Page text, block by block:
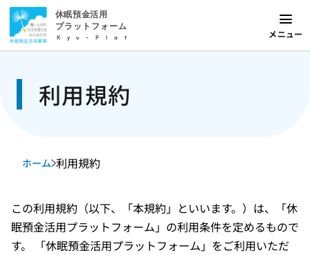
休眠預金活用
プラットフォーム
Kyu-Plat メニュー
利用規約
ホーム 利用規約
この利用規約（以下、「本規約」といいます。）は、「休
眠預金活用プラットフォーム」の利用条件を定めるもので
す。 「休眠預金活用プラットフォーム」をご利用いただ